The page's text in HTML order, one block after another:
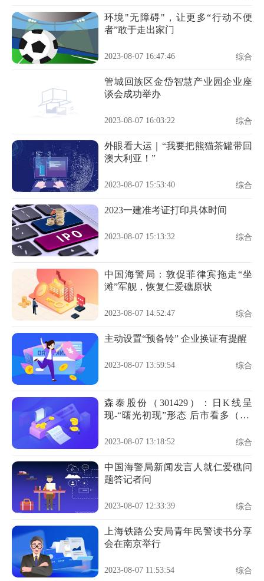
环境"无障碍"，让更多“行动不便
者”敢于走出家门
2023-08-07 16:47:46 综合
管城回族区金岱智慧产业园企业座
谈会成功举办
2023-08-07 16:03:22 综合
外眼看大运｜“我要把熊猫茶罐带回
澳大利亚！”
2023-08-07 15:53:40 综合
2023一建准考证打印具体时间
2023-08-07 15:13:32 综合
中国海警局：敦促菲律宾拖走“坐
滩”军舰，恢复仁爱礁原状
2023-08-07 14:52:47 综合
主动设置“预备铃” 企业换证有提醒
2023-08-07 13:59:54 综合
森泰股份（301429）：日K线呈
现-“曙光初现”形态 后市看多（08-
2023-08-07 13:18:52 综合
中国海警局新闻发言人就仁爱礁问
题答记者问
2023-08-07 12:33:39 综合
上海铁路公安局青年民警读书分享
会在南京举行
2023-08-07 11:53:54 综合